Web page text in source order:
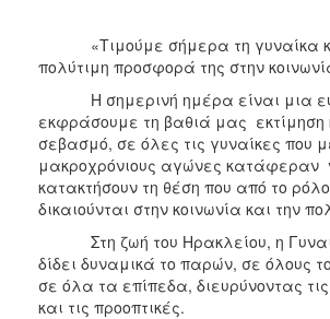
Έργου
ΤΟΠΟΣ
ΠΟΛΙΤΙΣΜΟΣ
ΑΝΘΕΚΤΙΚΗ
ΠΟΛΗ
«Τιμούμε σήμερα τη γυναίκα
πολύτιμη προσφορά της στην
Η σημερινή ημέρα είναι μια
εκφράσουμε τη βαθιά μας εκτίμηση
σεβασμό, σε όλες τις γυναίκες που
μακροχρόνιους αγώνες κατάφεραν
κατακτήσουν τη θέση που από το
δικαιούνται στην κοινωνία και την
Στη ζωή του Ηρακλείου, η
δίδει δυναμικά το παρών, σε όλους
σε όλα τα επίπεδα, διευρύνοντας
και τις προοπτικές.